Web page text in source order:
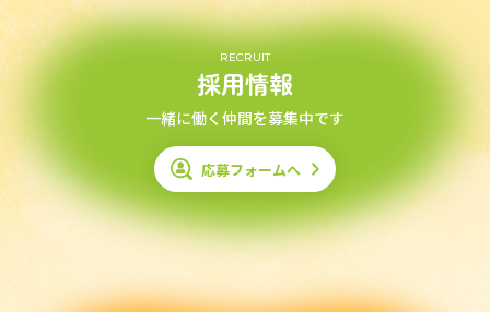
RECRUIT
採用情報
一緒に働く仲間を募集中です
応募フォームへ